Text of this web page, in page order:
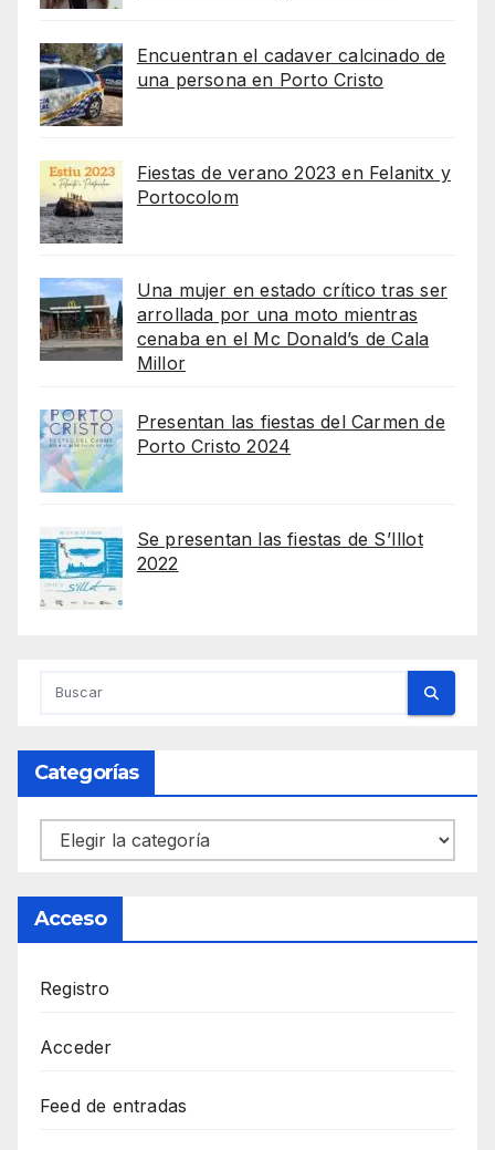
Encuentran el cadaver calcinado de
una persona en Porto Cristo
Fiestas de verano 2023 en Felanitx y
Portocolom
Una mujer en estado crítico tras ser
arrollada por una moto mientras
cenaba en el Mc Donald’s de Cala
Millor
Presentan las fiestas del Carmen de
Porto Cristo 2024
Se presentan las fiestas de S’Illot
2022
Categorías
Categorías
Acceso
Registro
Acceder
Feed de entradas